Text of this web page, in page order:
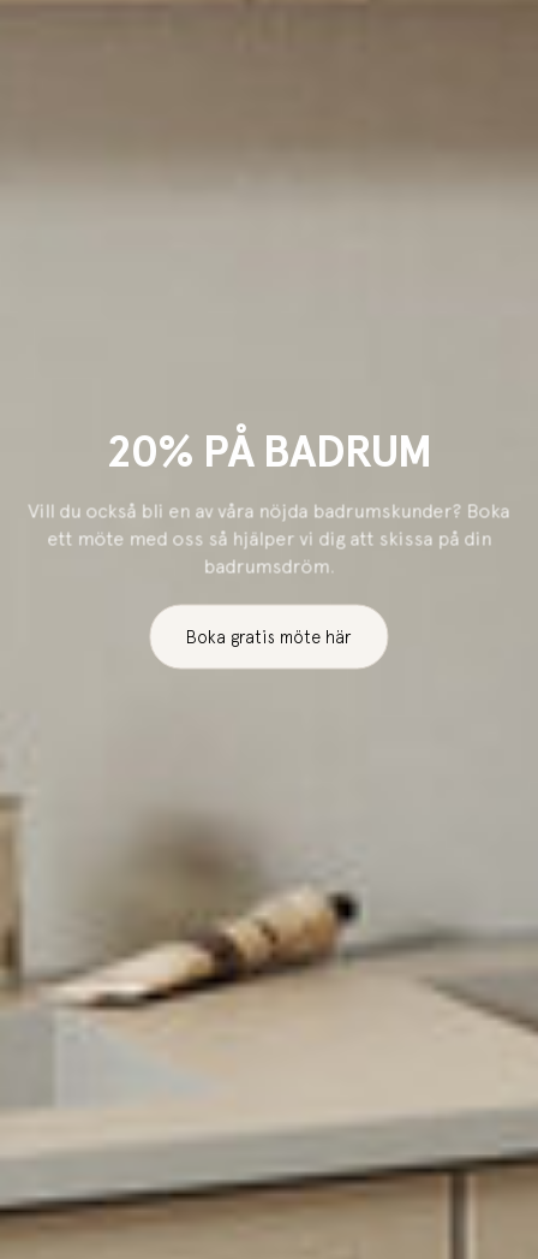
20% PÅ BADRUM
Vill du också bli en av våra nöjda badrumskunder? Boka
ett möte med oss så hjälper vi dig att skissa på din
badrumsdröm.
Boka gratis möte här